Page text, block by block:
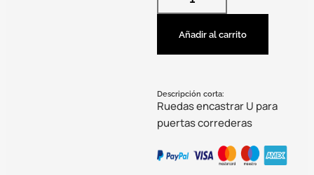
Añadir al carrito
Descripción corta:
Ruedas encastrar U para
puertas correderas